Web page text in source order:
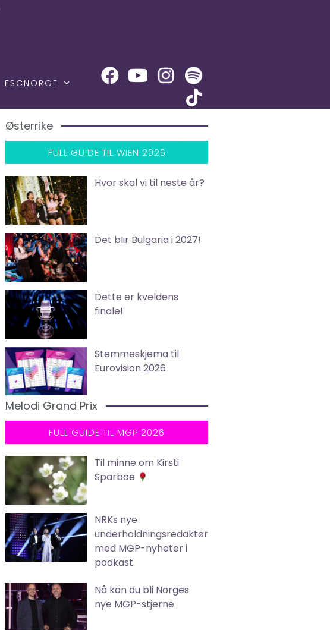
ESCNORGE
Østerrike
FULL GUIDE TIL WIEN 2026
Hvor skal vi til neste år?
Det blir Bulgaria i 2027!
Dette er kveldens
finale!
Stemmeskjema til
Eurovision 2026
Melodi Grand Prix
FULL GUIDE TIL MGP 2026
Til minne om Kirsti
Sparboe
NRKs nye
underholdningsredaktør
med MGP-nyheter i
podkast
Nå kan du bli Norges
nye MGP-stjerne